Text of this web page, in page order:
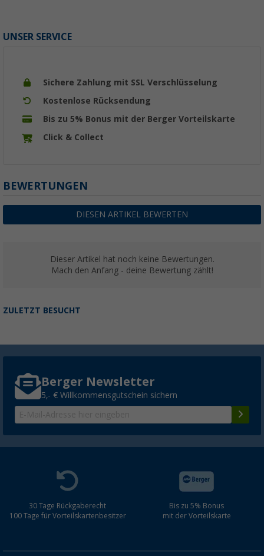
UNSER SERVICE
Sichere Zahlung mit SSL Verschlüsselung
Kostenlose Rücksendung
Bis zu 5% Bonus mit der Berger Vorteilskarte
Click & Collect
BEWERTUNGEN
DIESEN ARTIKEL BEWERTEN
Dieser Artikel hat noch keine Bewertungen.
Mach den Anfang - deine Bewertung zählt!
ZULETZT BESUCHT
Berger Newsletter
5,- € Willkommensgutschein sichern
30 Tage Rückgaberecht
100 Tage für Vorteilskartenbesitzer
Bis zu 5% Bonus
mit der Vorteilskarte